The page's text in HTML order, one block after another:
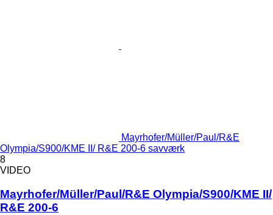
Mayrhofer/Müller/Paul/R&E
Olympia/S900/KME II/ R&E 200-6 savværk
8
VIDEO
Mayrhofer/Müller/Paul/R&E Olympia/S900/KME II/
R&E 200-6